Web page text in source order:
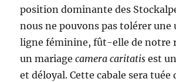
position dominante des
nous ne pouvons pas tolérer une
ligne féminine, fût-elle de notre
un mariagecamera caritatis est
et déloyal. Cette cabale sera tuée